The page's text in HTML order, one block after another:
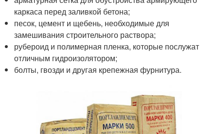
каркаса перед заливкой бетона;
песок, цемент и щебень, необходимые для
замешивания строительного раствора;
рубероид и полимерная пленка, которые послужат
отличным гидроизолятором;
болты, гвозди и другая крепежная фурнитура.